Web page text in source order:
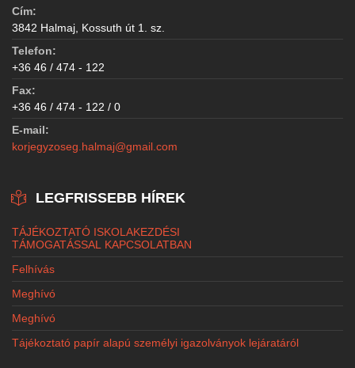
Cím:
3842 Halmaj, Kossuth út 1. sz.
Telefon:
+36 46 / 474 - 122
Fax:
+36 46 / 474 - 122 / 0
E-mail:
korjegyzoseg.halmaj@gmail.com
LEGFRISSEBB HÍREK
TÁJÉKOZTATÓ ISKOLAKEZDÉSI
TÁMOGATÁSSAL KAPCSOLATBAN
Felhívás
Meghívó
Meghívó
Tájékoztató papír alapú személyi igazolványok lejáratáról